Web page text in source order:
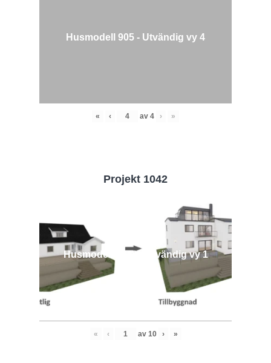
Husmodell 905 - Utvändig vy 4
« ‹ av 4 › »
Projekt 1042
Husmodell 1042 - Utvändig vy 1
« ‹ av 10 › »